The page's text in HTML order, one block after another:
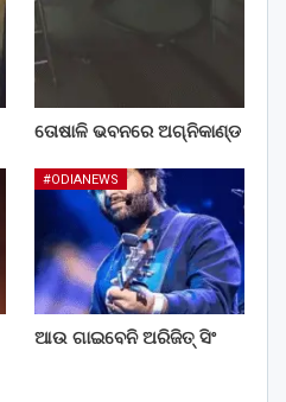
ତୋଷାଳି ଭବନରେ ଅଗ୍ନିକାଣ୍ଡ
#ODIANEWS
ଆଉ ଗାଇବେନି ଅରିଜିତ୍ ସିଂ